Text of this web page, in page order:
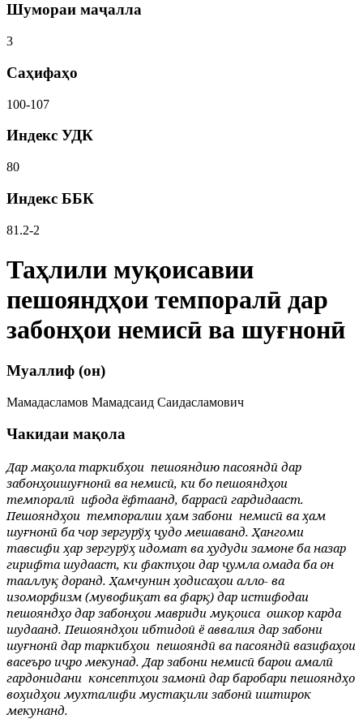
Шумораи маҷалла
3
Саҳифаҳо
100-107
Индекс УДК
80
Индекс ББК
81.2-2
Таҳлили муқоисавии
пешояндҳои темпоралӣ дар
забонҳои немисӣ ва шуғнонӣ
Муаллиф (он)
Мамадасламов Мамадсаид Саидасламович
Чакидаи мақола
Дар мақола таркибҳои пешояндию пасояндӣ дар
забонҳоишуғнонӣ ва немисӣ, ки бо пешояндҳои
темпоралӣ ифода ёфтаанд, баррасӣ гардидааст.
Пешояндҳои темпоралии ҳам забони немисӣ ва ҳам
шуғнонӣ ба чор зергурўҳ ҷудо мешаванд. Ҳангоми
тавсифи ҳар зергурўҳ идомат ва ҳудуди замоне ба назар
гирифта шудааст, ки фактҳои дар ҷумла омада ба он
тааллуқ доранд. Ҳамчунин ҳодисаҳои алло- ва
изоморфизм (мувофи­қат ва фарқ) дар истифодаи
пешояндҳо дар забонҳои мавриди муқоиса ошкор карда
шудаанд. Пешояндҳои ибтидоӣ ё аввалия дар забони
шуғнонӣ дар таркибҳои пешояндӣ ва пасояндӣ вазифаҳои
васеъро иҷро мекунад. Дар забони немисӣ барои амалӣ
гардони­дани консептҳои замонӣ дар баробари пешояндҳо
воҳидҳои мухталифи мустақили забонӣ иштирок
мекунанд.